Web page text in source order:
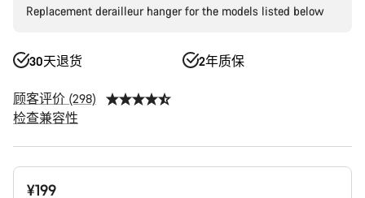
Replacement derailleur hanger for the models listed below
30天退货 2年质保
顾客评价 (298)
检查兼容性
产
¥199